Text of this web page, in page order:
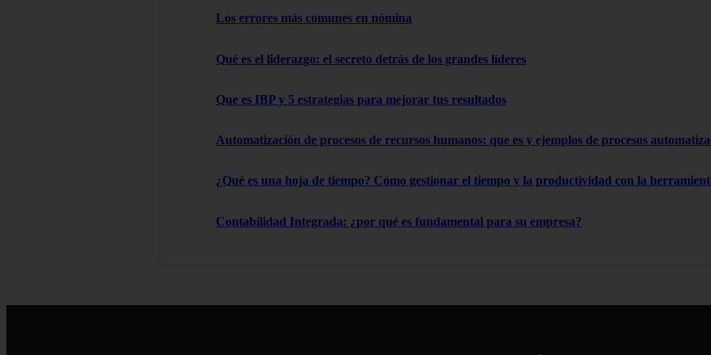
Los errores más comunes en nómina
Qué es el liderazgo: el secreto detrás de los grandes líderes
Que es IBP y 5 estrategias para mejorar tus resultados
Automatización de procesos de recursos humanos: que es y ejemplos de procesos
¿Qué es una hoja de tiempo? Cómo gestionar el tiempo y la productividad con la
Contabilidad Integrada: ¿por qué es fundamental para su empresa?